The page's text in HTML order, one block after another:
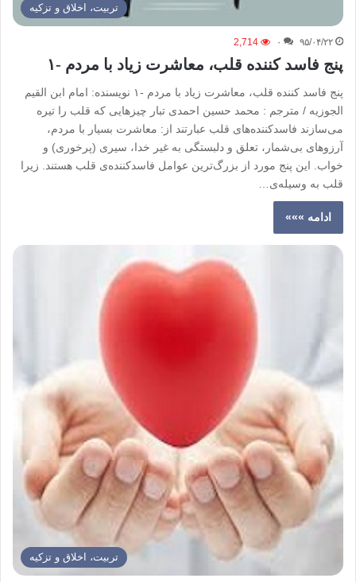
تربیت، اخلاق و تزکیه
۹۵/۰۴/۲۲ ۰ 2,714
پنج فاسد کننده قلب، معاشرت زیاد با مردم -۱
پنج فاسد کننده قلب، معاشرت زیاد با مردم -۱ نویسنده: امام ابن القیم
الجوزیه / مترجم : محمد حسین احمدی تبار چیزهایی که قلب را تیره
می‌سازند فاسدکننده‌های قلب عبارتند از: معاشرت بسیار با مردم،
آرزوهای بی‌شمار، تعلق و دلبستگی به غیر خدا، سیری (پرخوری) و
خواب. این پنج مورد از بزرگ‌ترین عوامل فاسدکننده‌ی قلب هستند. زیرا
قلب به وسیله‌ی…
ادامه »»»
تربیت، اخلاق و تزکیه